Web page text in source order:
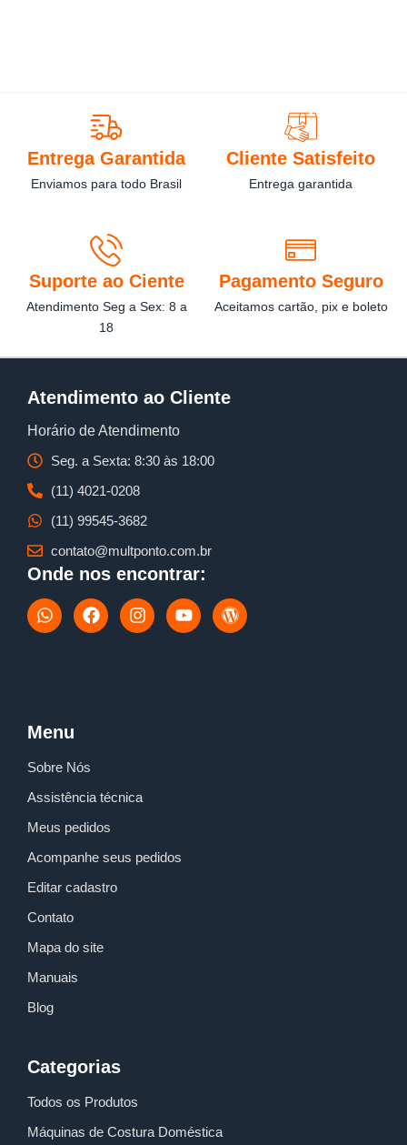
Entrega Garantida
Enviamos para todo Brasil
Cliente Satisfeito
Entrega garantida
Suporte ao Ciente
Atendimento Seg a Sex: 8 a
18
Pagamento Seguro
Aceitamos cartão, pix e boleto
Atendimento ao Cliente
Horário de Atendimento
Seg. a Sexta: 8:30 às 18:00
(11) 4021-0208
(11) 99545-3682
contato@multponto.com.br
Onde nos encontrar:
W
h
p
F
a
I
n
Y
o
W
o
Menu
Sobre Nós
Assistência técnica
Meus pedidos
Acompanhe seus pedidos
Editar cadastro
Contato
Mapa do site
Manuais
Blog
Categorias
Todos os Produtos
Máquinas de Costura Doméstica